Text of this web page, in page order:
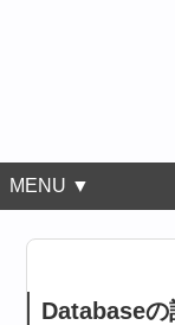
MENU ▼
Databaseの